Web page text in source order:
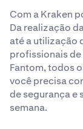
Com a Kraken
Da realização
até a utilização
profissionais
Fantom, todos
você precisa
de segurança e
semana.